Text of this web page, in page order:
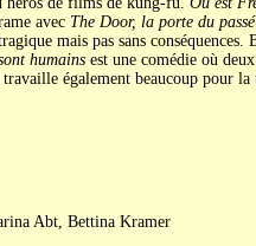
avec The Door, la porte du passé
mais pas sans conséquences.
humainsest une comédie où
également beaucoup pour
Abt, Bettina Kramer